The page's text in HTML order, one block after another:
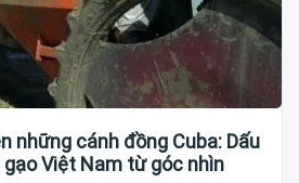
những cánh đồng Cuba: Dấu
gạo Việt Nam từ góc nhìn